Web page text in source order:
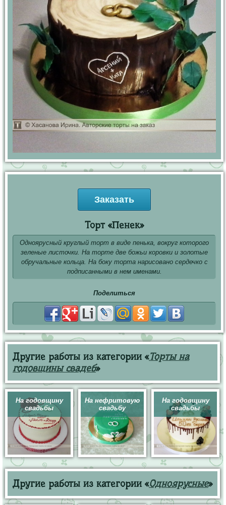
Заказать
Торт «Пенек»
Одноярусный круглый торт в виде пенька, вокруг которого
зеленые листочки. На торте две божьи коровки и золотые
обручальные кольца. На боку торта нарисовано сердечко с
подписанными в нем именами.
Поделиться
Другие работы из категории «Торты на
годовщины свадеб»
На годовщину
свадьбы
На нефритовую
свадьбу
На годовщину
свадьбы
Другие работы из категории «Одноярусные»